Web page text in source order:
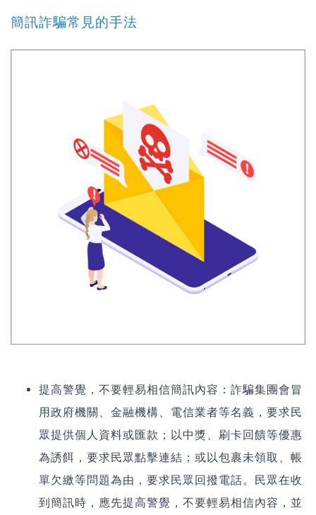
簡訊詐騙常見的手法
提高警覺，不要輕易相信簡訊內容： 詐騙集團會冒
用政府機關、金融機構、電信業者等名義，要求民
眾提供個人資料或匯款；以中獎、刷卡回饋等優惠
為誘餌，要求民眾點擊連結；或以包裹未領取、帳
單欠繳等問題為由，要求民眾回撥電話。民眾在收
到簡訊時，應先提高警覺，不要輕易相信內容，並